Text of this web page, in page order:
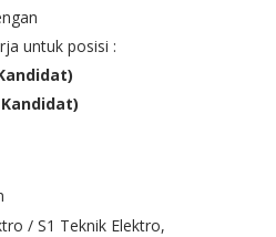
untuk posisi :
/ S1 Teknik Elektro,